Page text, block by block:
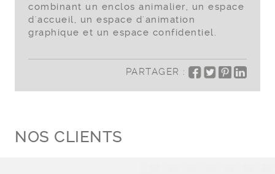
combinant un enclos animalier, un espace
d'accueil, un espace d'animation
graphique et un espace confidentiel.
PARTAGER :
NOS CLIENTS